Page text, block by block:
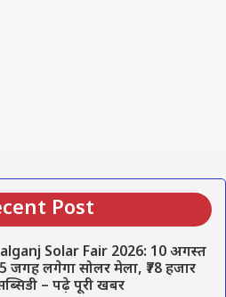
Post
Solar Fair 2026: 10 अगस्त
जगह लगेगा सोलर मेला, ₹78 हजार
– पढ़े पूरी खबर